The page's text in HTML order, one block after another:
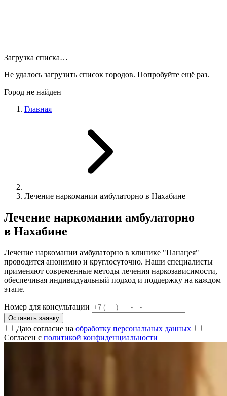
Загрузка списка…
Не удалось загрузить список городов. Попробуйте ещё раз.
Город не найден
Главная
Лечение наркомании амбулаторно в Нахабине
Лечение наркомании амбулаторно
в Нахабине
Лечение наркомании амбулаторно в клинике "Панацея"
проводится анонимно и круглосуточно. Наши специалисты
применяют современные методы лечения наркозависимости,
обеспечивая индивидуальный подход и поддержку на каждом
этапе.
Номер для консультации
Оставить заявку
Даю согласие на обработку персональных данных
Согласен с политикой конфиденциальности